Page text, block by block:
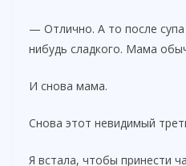
— Отлично. А то после супа
нибудь сладкого. Мама
И снова мама.
Снова этот невидимый
Я встала, чтобы принести